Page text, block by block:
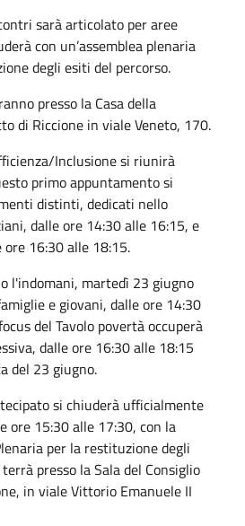
sarà articolato per aree
con un’assemblea plenaria
degli esiti del percorso.
presso la Casa della
di Riccione in viale Veneto, 170.
Inclusione si riunirà
primo appuntamento si
distinti, dedicati nello
dalle ore 14:30 alle 16:15, e
16:30 alle 18:15.
l'indomani, martedì 23 giugno
e giovani, dalle ore 14:30
del Tavolo povertà occuperà
dalle ore 16:30 alle 18:15
del 23 giugno.
si chiuderà ufficialmente
ore 15:30 alle 17:30, con la
per la restituzione degli
presso la Sala del Consiglio
in viale Vittorio Emanuele II